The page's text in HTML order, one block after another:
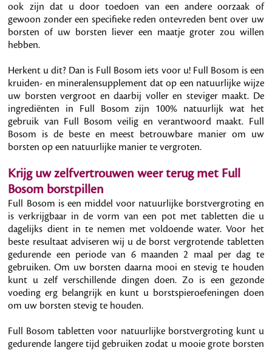
ook zijn dat u door toedoen van een andere oorzaak of
gewoon zonder een specifieke reden ontevreden bent over uw
borsten of uw borsten liever een maatje groter zou willen
hebben.
Herkent u dit? Dan is Full Bosom iets voor u! Full Bosom is een
kruiden- en mineralensupplement dat op een natuurlijke wijze
uw borsten vergroot en daarbij voller en steviger maakt. De
ingrediënten in Full Bosom zijn 100% natuurlijk wat het
gebruik van Full Bosom veilig en verantwoord maakt. Full
Bosom is de beste en meest betrouwbare manier om uw
borsten op een natuurlijke manier te vergroten.
Krijg uw zelfvertrouwen weer terug met Full
Bosom borstpillen
Full Bosom is een middel voor natuurlijke borstvergroting en
is verkrijgbaar in de vorm van een pot met tabletten die u
dagelijks dient in te nemen met voldoende water. Voor het
beste resultaat adviseren wij u de borst vergrotende tabletten
gedurende een periode van 6 maanden 2 maal per dag te
gebruiken. Om uw borsten daarna mooi en stevig te houden
kunt u zelf verschillende dingen doen. Zo is een gezonde
voeding erg belangrijk en kunt u borstspieroefeningen doen
om uw borsten stevig te houden.
Full Bosom tabletten voor natuurlijke borstvergroting kunt u
gedurende langere tijd gebruiken zodat u mooie grote borsten